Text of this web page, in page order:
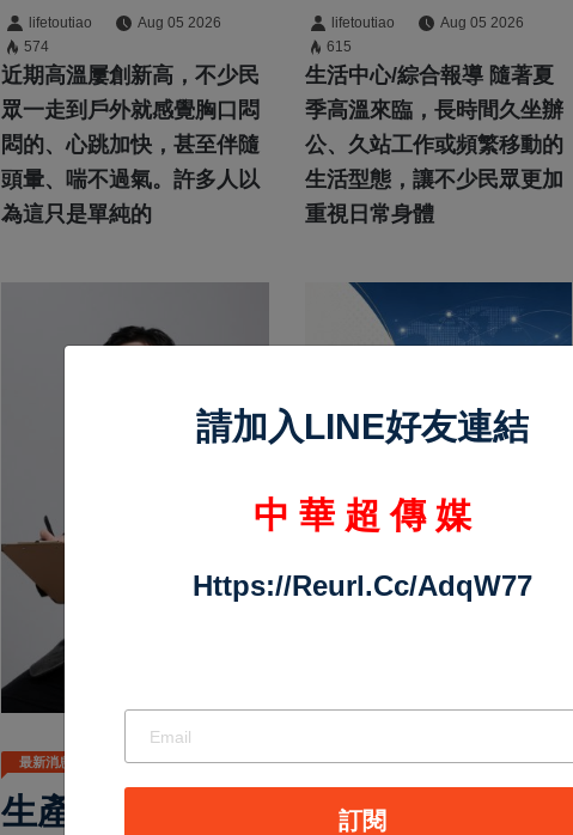
析夏季養心指南
與日常照護
lifetoutiao
Aug 05 2026
574
近期高溫屢創新高，不少民
眾一走到戶外就感覺胸口悶
悶的、心跳加快，甚至伴隨
頭暈、喘不過氣。許多人以
為這只是單純的
VEINOFLUX帶
來夏日腿部保養
新趨勢
lifetoutiao
Aug 05 2026
615
生活中心/綜合報導 隨著夏
季高溫來臨，長時間久坐辦
公、久站工作或頻繁移動的
生活型態，讓不少民眾更加
重視日常身體
最新消息
生產、年齡增長
最新消息
里德科訊進駐台
請加入LINE好友連結
中 華 超 傳 媒
Https://reurl.cc/adqW77
訂閱